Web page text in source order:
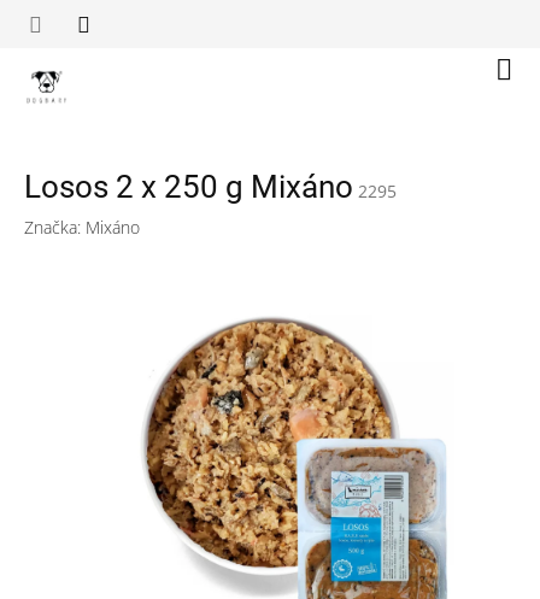
Losos 2 x 250 g Mixáno 2295
Značka: Mixáno